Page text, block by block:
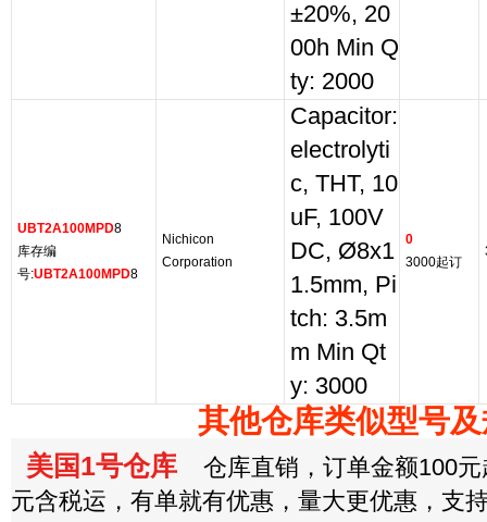
±20%, 20
00h Min Q
ty: 2000
UBT2A100MPD8
库存编
号:UBT2A100MPD8
Nichicon
Corporation
Capacitor:
electrolyti
c, THT, 10
uF, 100V
DC, Ø8x1
1.5mm, Pi
tch: 3.5m
m Min Qt
y: 3000
0
3000起订
其他仓库类似型号
美国1号仓库 仓库直销，订单金额100元
元含税运，有单就有优惠，量大更优惠，支